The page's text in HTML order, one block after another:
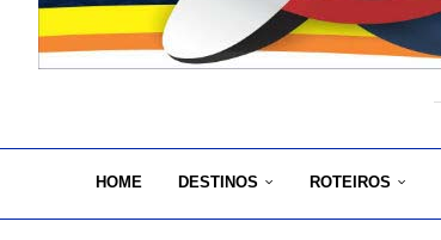
HOME DESTINOS ROTEIROS